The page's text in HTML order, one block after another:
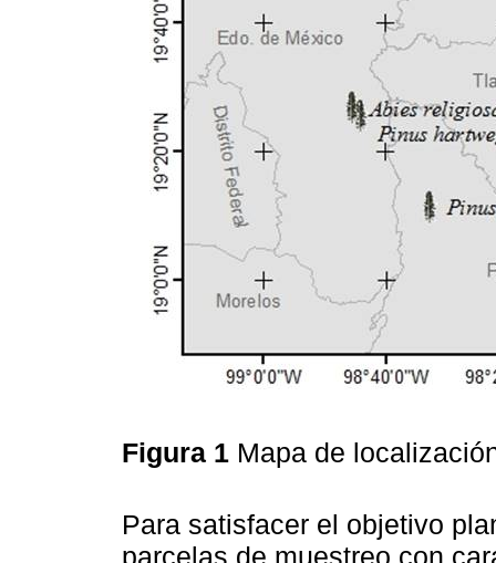
Figura 1 Mapa de
Para satisfacer el objetivo
parcelas de muestreo con